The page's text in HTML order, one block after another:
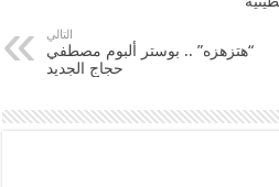
التالي
“هتزهزه” .. بوستر ألبوم مصطفي
حجاج الجديد